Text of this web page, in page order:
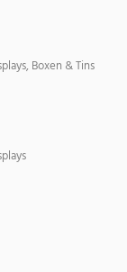
Boxen & Tins